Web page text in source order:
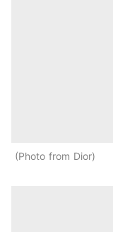
Photo from Dior